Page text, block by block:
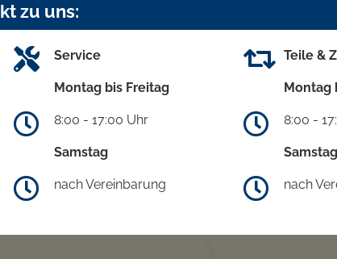
zu uns:
Service
Montag bis Freitag
8:00 - 17:00 Uhr
Samstag
nach Vereinbarung
Teile &
Montag
8:00 -
Samstag
nach